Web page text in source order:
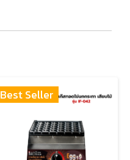
Best Seller